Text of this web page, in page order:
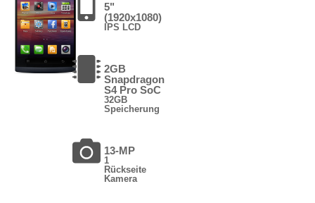
5"
(1920x1080)
IPS LCD
2GB
Snapdragon
S4 Pro SoC
32GB
Speicherung
13-MP
1
Rückseite
Kamera